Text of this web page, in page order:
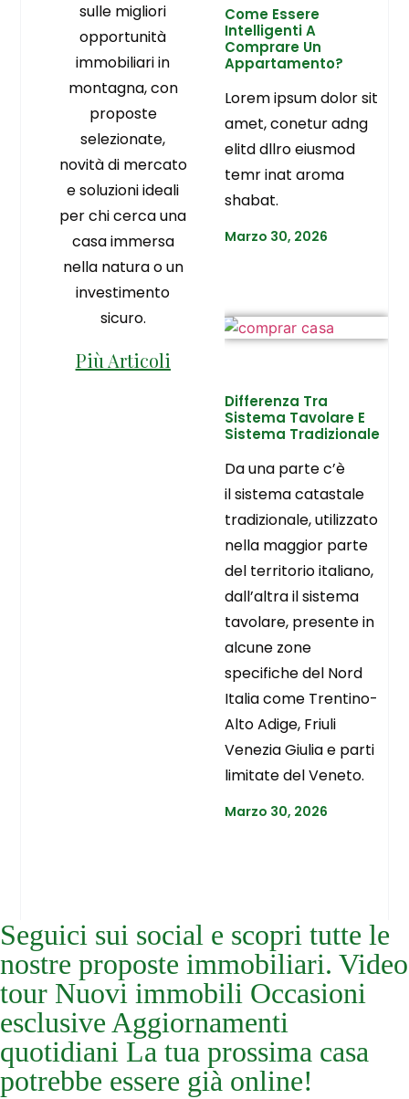
sulle migliori
opportunità
immobiliari in
montagna, con
proposte
selezionate,
novità di mercato
e soluzioni ideali
per chi cerca una
casa immersa
nella natura o un
investimento
sicuro.
Più Articoli
Come Essere
Intelligenti A
Comprare Un
Appartamento?
Lorem ipsum dolor sit
amet, conetur adng
elitd dllro eiusmod
temr inat aroma
shabat.
Marzo 30, 2026
Differenza Tra
Sistema Tavolare E
Sistema Tradizionale
Da una parte c’è
il sistema catastale
tradizionale, utilizzato
nella maggior parte
del territorio italiano,
dall’altra il sistema
tavolare, presente in
alcune zone
specifiche del Nord
Italia come Trentino-
Alto Adige, Friuli
Venezia Giulia e parti
limitate del Veneto.
Marzo 30, 2026
Seguici sui social e scopri tutte le
nostre proposte immobiliari. Video
tour Nuovi immobili Occasioni
esclusive Aggiornamenti
quotidiani La tua prossima casa
potrebbe essere già online!